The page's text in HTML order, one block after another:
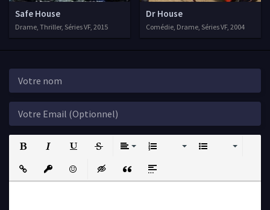
Safe House
Drame, Thriller, Séries VF, 2015
Dr House
Comédie, Drame, Séries VF, 2004
Strikethrough
Insert LinkInsert protected link
EmoticonsInsert hidden text
Insert QuoteInsert spoiler